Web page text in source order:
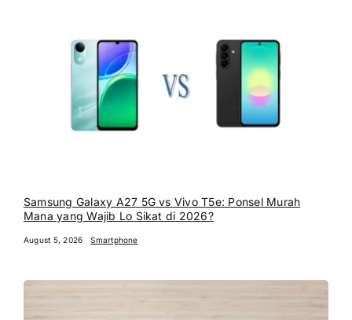
Samsung Galaxy A27 5G vs Vivo T5e: Ponsel Murah
Mana yang Wajib Lo Sikat di 2026?
August 5, 2026 Smartphone